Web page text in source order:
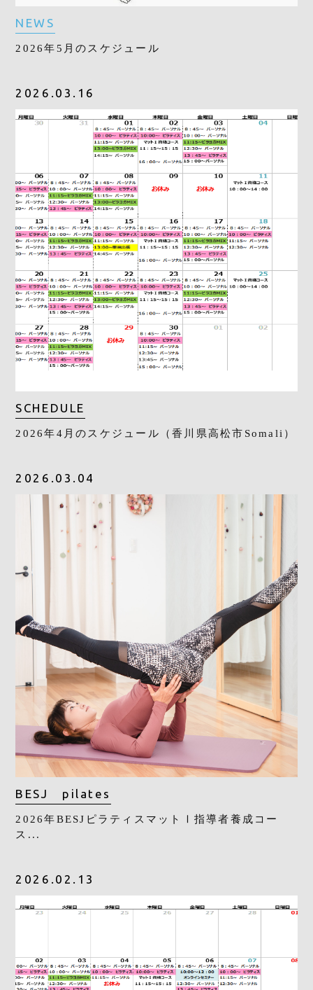
NEWS
2026年5月のスケジュール
2026.03.16
SCHEDULE
2026年4月のスケジュール（香川県高松市Somali）
2026.03.04
BESJ pilates
2026年BESJピラティスマットⅠ指導者養成コー
ス...
2026.02.13